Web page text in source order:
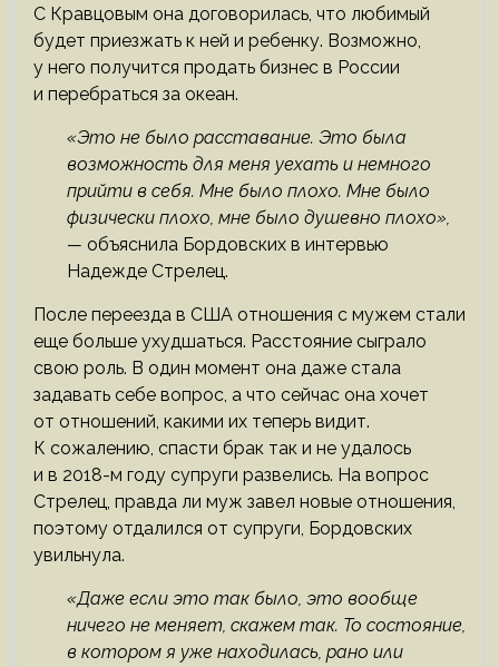
С Кравцовым она договорилась, что любимый
будет приезжать к ней и ребенку. Возможно,
у него получится продать бизнес в России
и перебраться за океан.
«Это не было расставание. Это была
возможность для меня уехать и немного
прийти в себя. Мне было плохо. Мне было
физически плохо, мне было душевно плохо»,
— объяснила Бордовских в интервью
Надежде Стрелец.
После переезда в США отношения с мужем стали
еще больше ухудшаться. Расстояние сыграло
свою роль. В один момент она даже стала
задавать себе вопрос, а что сейчас она хочет
от отношений, какими их теперь видит.
К сожалению, спасти брак так и не удалось
и в 2018-м году супруги развелись. На вопрос
Стрелец, правда ли муж завел новые отношения,
поэтому отдалился от супруги, Бордовских
увильнула.
«Даже если это так было, это вообще
ничего не меняет, скажем так. То состояние,
в котором я уже находилась, рано или